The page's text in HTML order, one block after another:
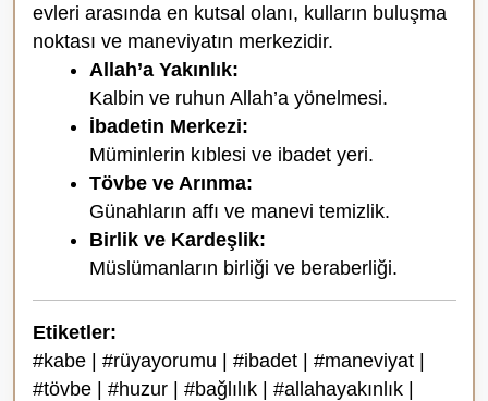
evleri arasında en kutsal olanı, kulların buluşma
noktası ve maneviyatın merkezidir.
Allah’a Yakınlık:
Kalbin ve ruhun Allah’a yönelmesi.
İbadetin Merkezi:
Müminlerin kıblesi ve ibadet yeri.
Tövbe ve Arınma:
Günahların affı ve manevi temizlik.
Birlik ve Kardeşlik:
Müslümanların birliği ve beraberliği.
Etiketler:
#kabe | #rüyayorumu | #ibadet | #maneviyat |
#tövbe | #huzur | #bağlılık | #allahayakınlık |